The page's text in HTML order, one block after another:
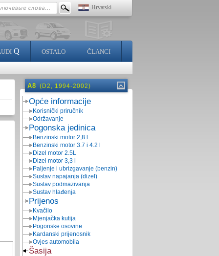
Hrvatski
Q OSTALO ČLANCI
A8 (D2, 1994-2002)
Opće informacije
Korisnički priručnik
Održavanje
Pogonska jedinica
Benzinski motor 2,8 l
Benzinski motor 3.7 i 4.2 l
Dizel motor 2.5L
Dizel motor 3,3 l
Paljenje i ubrizgavanje (benzin)
Sustav napajanja (dizel)
Sustav podmazivanja
Sustav hlađenja
Prijenos
Kvačilo
Mjenjačka kutija
Pogonske osovine
Kardanski prijenosnik
Ovjes automobila
Šasija